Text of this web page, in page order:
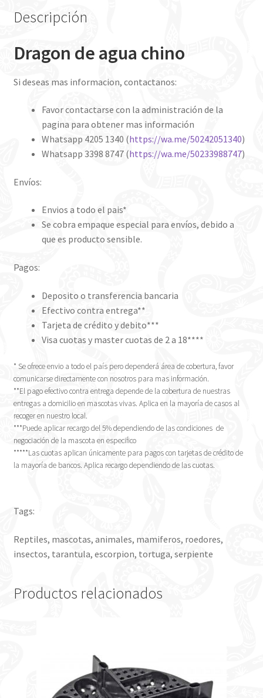
Descripción
Dragon de agua chino
Si deseas mas informacion, contactanos:
Favor contactarse con la administración de la
pagina para obtener mas información
Whatsapp 4205 1340 (https://wa.me/50242051340)
Whatsapp 3398 8747 (https://wa.me/50233988747)
Envíos:
Envios a todo el pais*
Se cobra empaque especial para envíos, debido a
que es producto sensible.
Pagos:
Deposito o transferencia bancaria
Efectivo contra entrega**
Tarjeta de crédito y debito***
Visa cuotas y master cuotas de 2 a 18****
* Se ofrece envio a todo el país pero dependerá área de cobertura, favor
comunicarse directamente con nosotros para mas información.
**El pago efectivo contra entrega depende de la cobertura de nuestras
entregas a domicilio en mascotas vivas. Aplica en la mayoría de casos al
recoger en nuestro local.
***Puede aplicar recargo del 5% dependiendo de las condiciones de
negociación de la mascota en especifico
*****Las cuotas aplican únicamente para pagos con tarjetas de crédito de
la mayoría de bancos. Aplica recargo dependiendo de las cuotas.
Tags:
Reptiles, mascotas, animales, mamiferos, roedores,
insectos, tarantula, escorpion, tortuga, serpiente
Productos relacionados